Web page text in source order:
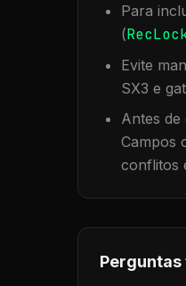
Para
(
Evite
SX3 e
Antes
Campos
conflitos